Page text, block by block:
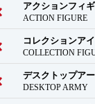
アクションフィ
ACTION FIGURE
コレクションア
COLLECTION
デスクトップア
DESKTOP ARMY